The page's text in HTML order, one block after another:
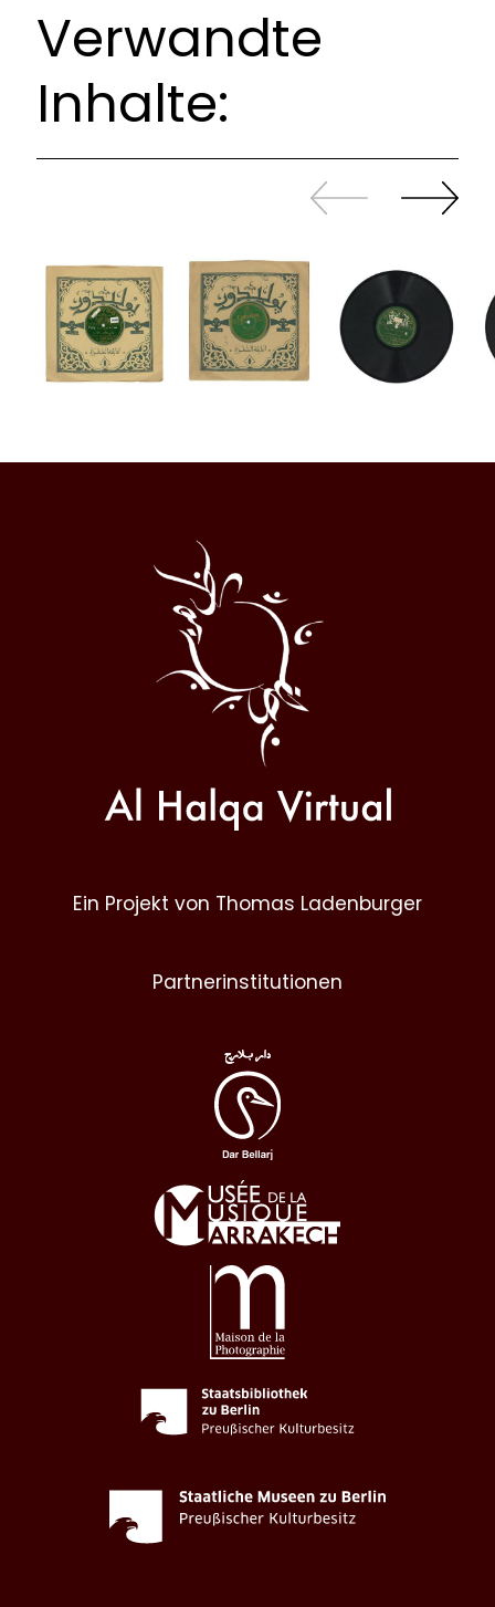
Verwandte
Inhalte:
Zurück
sliden
Weiter
sliden
Halqa
Ein Projekt von Thomas Ladenburger
Partnerinstitutionen